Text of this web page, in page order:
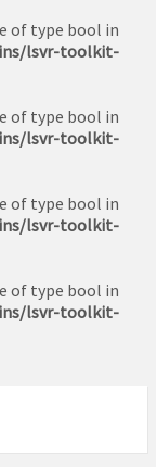
of type bool in
lsvr-toolkit-
of type bool in
lsvr-toolkit-
of type bool in
lsvr-toolkit-
of type bool in
lsvr-toolkit-